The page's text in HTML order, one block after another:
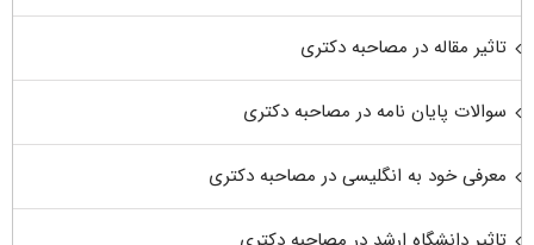
تاثیر مقاله در مصاحبه دکتری
سوالات پایان نامه در مصاحبه دکتری
معرفی خود به انگلیسی در مصاحبه دکتری